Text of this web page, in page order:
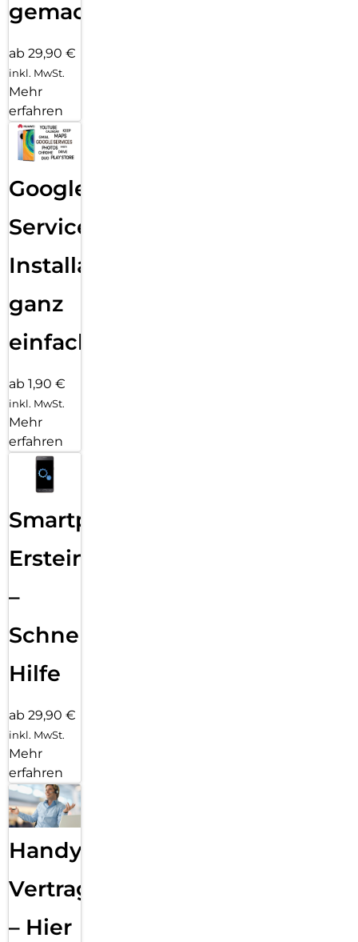
gemacht!
ab 29,90 €
inkl. MwSt.
Mehr
erfahren
Google
Services
Installation
ganz
einfach
ab 1,90 €
inkl. MwSt.
Mehr
erfahren
Smartphone
Ersteinrichtung
–
Schnelle
Hilfe
ab 29,90 €
inkl. MwSt.
Mehr
erfahren
Handy
Vertragsabwicklung
– Hier